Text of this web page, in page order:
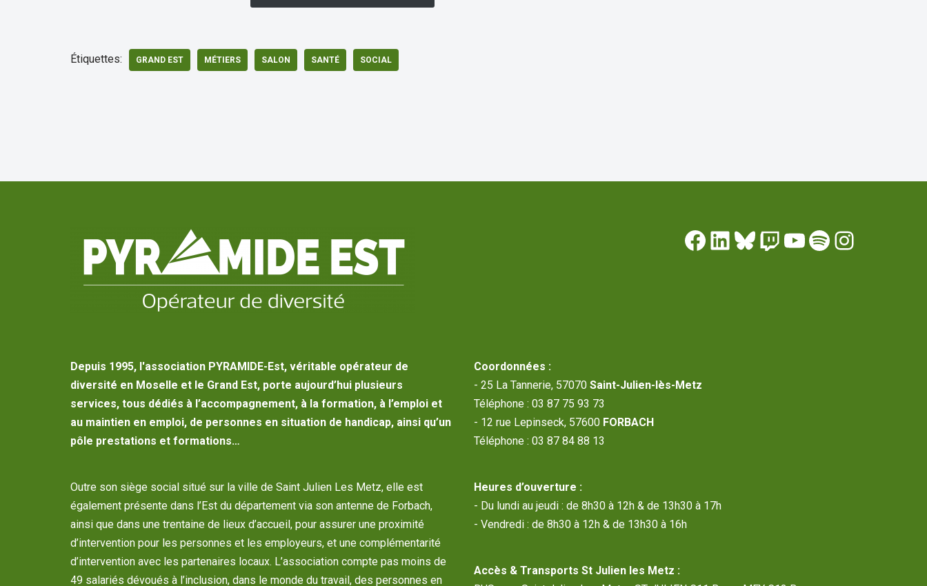
Étiquettes: GRAND EST MÉTIERS SALON SANTÉ SOCIAL
Depuis 1995, l'association PYRAMIDE-Est, véritable opérateur de
diversité en Moselle et le Grand Est, porte aujourd’hui plusieurs
services, tous dédiés à l’accompagnement, à la formation, à l’emploi et
au maintien en emploi, de personnes en situation de handicap, ainsi qu’un
pôle prestations et formations…
Outre son siège social situé sur la ville de Saint Julien Les Metz, elle est
également présente dans l’Est du département via son antenne de Forbach,
ainsi que dans une trentaine de lieux d’accueil, pour assurer une proximité
d’intervention pour les personnes et les employeurs, et une complémentarité
d’intervention avec les partenaires locaux. L’association compte pas moins de
49 salariés dévoués à l’inclusion, dans le monde du travail, des personnes en
Coordonnées :
- 25 La Tannerie, 57070 Saint-Julien-lès-Metz
Téléphone : 03 87 75 93 73
- 12 rue Lepinseck, 57600 FORBACH
Téléphone : 03 87 84 88 13
Heures d’ouverture :
- Du lundi au jeudi : de 8h30 à 12h & de 13h30 à 17h
- Vendredi : de 8h30 à 12h & de 13h30 à 16h
Accès & Transports St Julien les Metz :